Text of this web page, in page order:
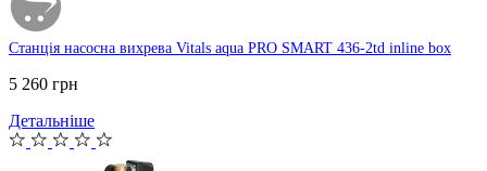
Станція насосна вихрева Vitals aqua PRO SMART 436-2td inline box
5 260 грн
Детальніше